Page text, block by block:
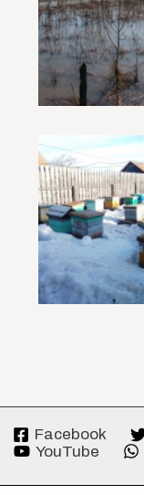
Facebook
YouTube